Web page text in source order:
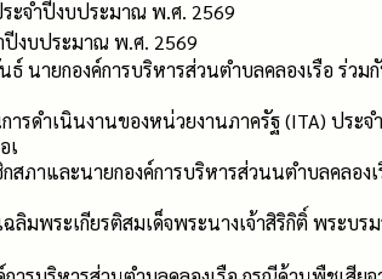
ะจำปีงบประมาณ พ.ศ. 2569
ปีงบประมาณ พ.ศ. 2569
ายกองค์การบริหารส่วนตำบลคลองเรือ ร่วม
รดำเนินงานของหน่วยงานภาครัฐ (ITA) ประ
เ
สภาและนายกองค์การบริหารส่วนนตำบลคลอ
มพระเกียรติสมเด็จพระนางเจ้าสิริกิติ์ พระบ